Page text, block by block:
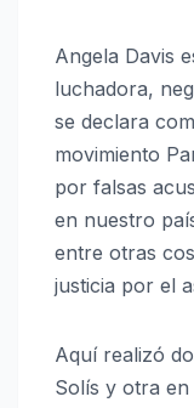
Angela Davis
luchadora,
se declara
movimiento
por falsas
en nuestro
entre otras
justicia por el
Aquí realizó
Solís y otra en